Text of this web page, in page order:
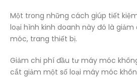
Một trong những cách giúp tiết
loại hình kinh doanh này đó là
móc, trang thiết bị.
Giảm chi phí đầu tư máy móc
cắt giảm một số loại máy móc